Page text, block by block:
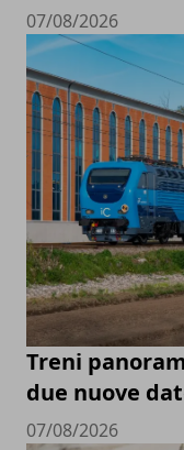
07/08/2026
Treni
due nuove
07/08/2026